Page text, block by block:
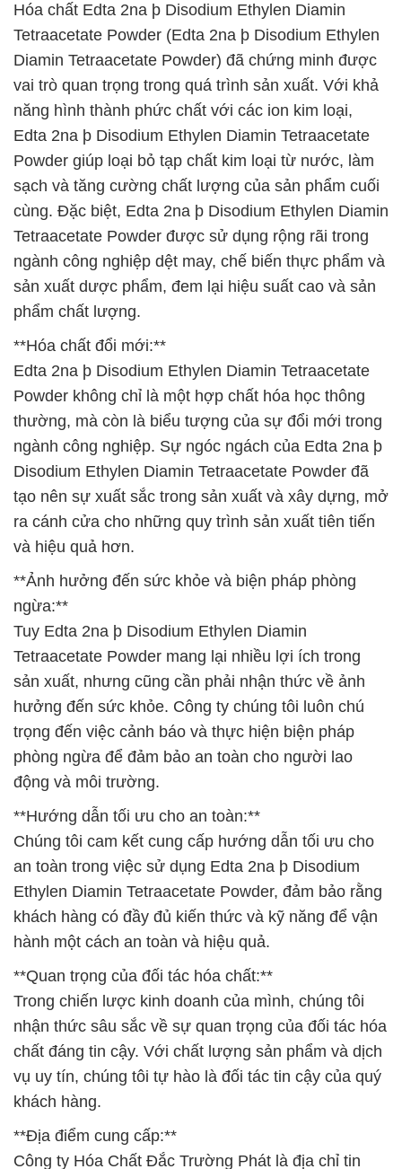
Hóa chất Edta 2na þ Disodium Ethylen Diamin
Tetraacetate Powder (Edta 2na þ Disodium Ethylen
Diamin Tetraacetate Powder) đã chứng minh được
vai trò quan trọng trong quá trình sản xuất. Với khả
năng hình thành phức chất với các ion kim loại,
Edta 2na þ Disodium Ethylen Diamin Tetraacetate
Powder giúp loại bỏ tạp chất kim loại từ nước, làm
sạch và tăng cường chất lượng của sản phẩm cuối
cùng. Đặc biệt, Edta 2na þ Disodium Ethylen Diamin
Tetraacetate Powder được sử dụng rộng rãi trong
ngành công nghiệp dệt may, chế biến thực phẩm và
sản xuất dược phẩm, đem lại hiệu suất cao và sản
phẩm chất lượng.
**Hóa chất đổi mới:**
Edta 2na þ Disodium Ethylen Diamin Tetraacetate
Powder không chỉ là một hợp chất hóa học thông
thường, mà còn là biểu tượng của sự đổi mới trong
ngành công nghiệp. Sự ngóc ngách của Edta 2na þ
Disodium Ethylen Diamin Tetraacetate Powder đã
tạo nên sự xuất sắc trong sản xuất và xây dựng, mở
ra cánh cửa cho những quy trình sản xuất tiên tiến
và hiệu quả hơn.
**Ảnh hưởng đến sức khỏe và biện pháp phòng
ngừa:**
Tuy Edta 2na þ Disodium Ethylen Diamin
Tetraacetate Powder mang lại nhiều lợi ích trong
sản xuất, nhưng cũng cần phải nhận thức về ảnh
hưởng đến sức khỏe. Công ty chúng tôi luôn chú
trọng đến việc cảnh báo và thực hiện biện pháp
phòng ngừa để đảm bảo an toàn cho người lao
động và môi trường.
**Hướng dẫn tối ưu cho an toàn:**
Chúng tôi cam kết cung cấp hướng dẫn tối ưu cho
an toàn trong việc sử dụng Edta 2na þ Disodium
Ethylen Diamin Tetraacetate Powder, đảm bảo rằng
khách hàng có đầy đủ kiến thức và kỹ năng để vận
hành một cách an toàn và hiệu quả.
**Quan trọng của đối tác hóa chất:**
Trong chiến lược kinh doanh của mình, chúng tôi
nhận thức sâu sắc về sự quan trọng của đối tác hóa
chất đáng tin cậy. Với chất lượng sản phẩm và dịch
vụ uy tín, chúng tôi tự hào là đối tác tin cậy của quý
khách hàng.
**Địa điểm cung cấp:**
Công ty Hóa Chất Đắc Trường Phát là địa chỉ tin